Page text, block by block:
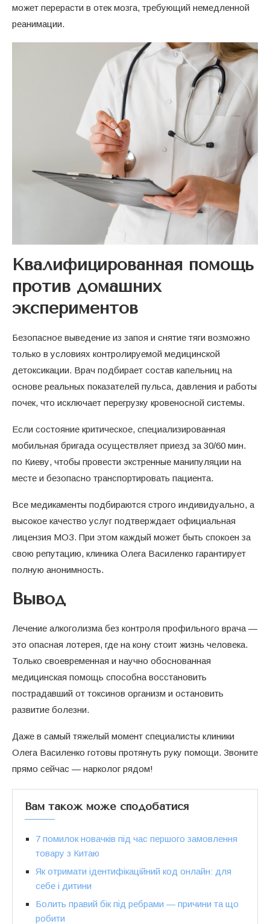
может перерасти в отек мозга, требующий немедленной
реанимации.
Квалифицированная помощь
против домашних
экспериментов
Безопасное выведение из запоя и снятие тяги возможно
только в условиях контролируемой медицинской
детоксикации. Врач подбирает состав капельниц на
основе реальных показателей пульса, давления и работы
почек, что исключает перегрузку кровеносной системы.
Если состояние критическое, специализированная
мобильная бригада осуществляет приезд за 30/60 мин.
по Киеву, чтобы провести экстренные манипуляции на
месте и безопасно транспортировать пациента.
Все медикаменты подбираются строго индивидуально, а
высокое качество услуг подтверждает официальная
лицензия МОЗ. При этом каждый может быть спокоен за
свою репутацию, клиника Олега Василенко гарантирует
полную анонимность.
Вывод
Лечение алкоголизма без контроля профильного врача —
это опасная лотерея, где на кону стоит жизнь человека.
Только своевременная и научно обоснованная
медицинская помощь способна восстановить
пострадавший от токсинов организм и остановить
развитие болезни.
Даже в самый тяжелый момент специалисты клиники
Олега Василенко готовы протянуть руку помощи. Звоните
прямо сейчас — нарколог рядом!
Вам також може сподобатися
7 помилок новачків під час першого замовлення
товару з Китаю
Як отримати ідентифікаційний код онлайн: для
себе і дитини
Болить правий бік під ребрами — причини та що
робити